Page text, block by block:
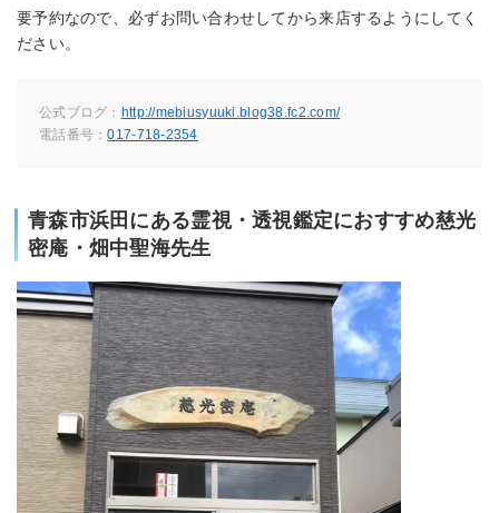
要予約なので、必ずお問い合わせしてから来店するようにしてく
ださい。
公式ブログ： http://mebiusyuuki.blog38.fc2.com/
電話番号：017-718-2354
青森市浜田にある霊視・透視鑑定におすすめ慈光
密庵・畑中聖海先生